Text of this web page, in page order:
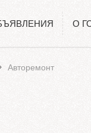
О
Авторемонт